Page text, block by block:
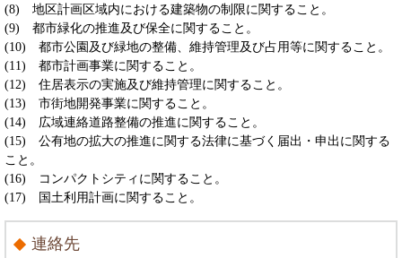
(8) 地区計画区域内における建築物の制限に関すること。
(9) 都市緑化の推進及び保全に関すること。
(10) 都市公園及び緑地の整備、維持管理及び占用等に関すること。
(11) 都市計画事業に関すること。
(12) 住居表示の実施及び維持管理に関すること。
(13) 市街地開発事業に関すること。
(14) 広域連絡道路整備の推進に関すること。
(15) 公有地の拡大の推進に関する法律に基づく届出・申出に関する
こと。
(16) コンパクトシティに関すること。
(17) 国土利用計画に関すること。
連絡先